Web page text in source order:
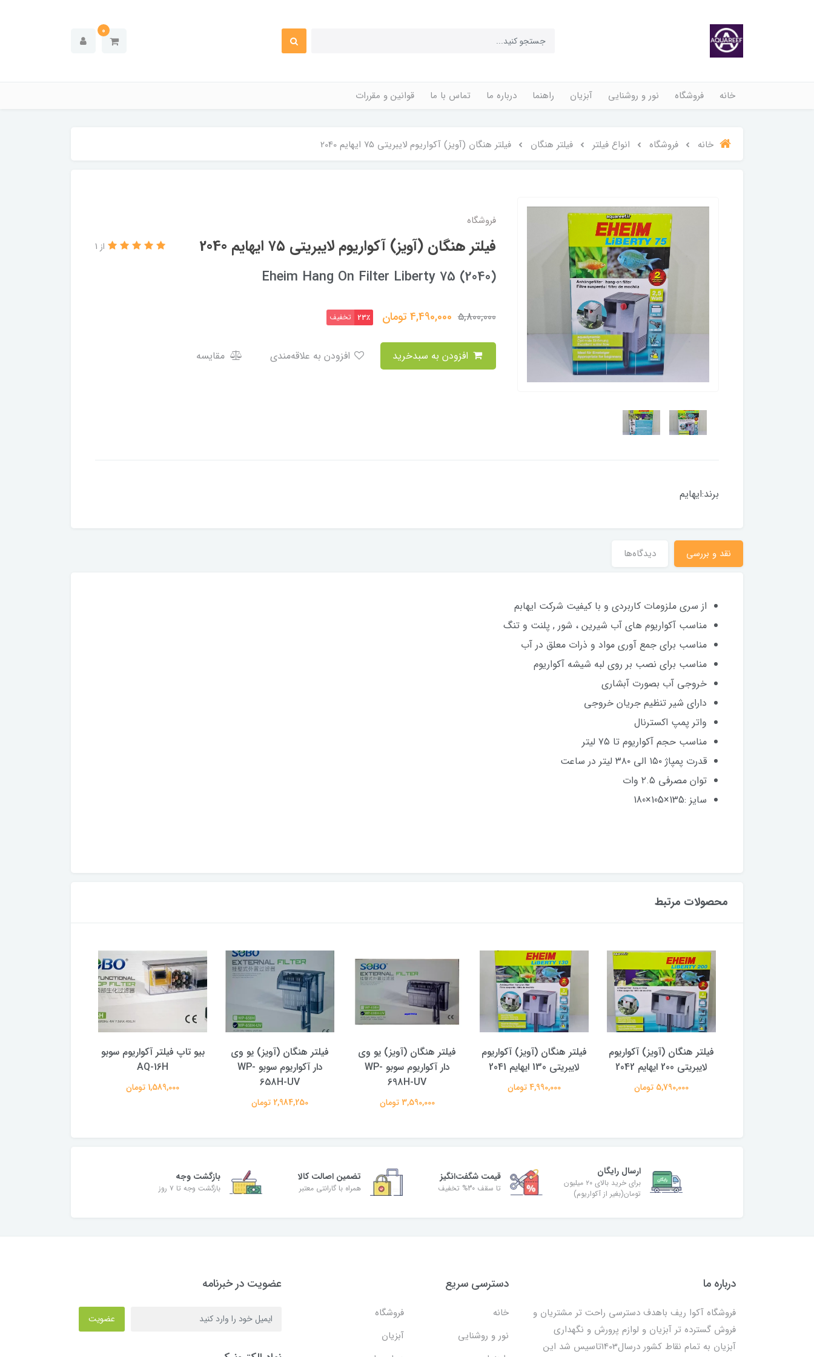
0
خانه فروشگاه نور و روشنایی آبزیان راهنما درباره ما تماس با ما قوانین و مقررات
خانه فروشگاه انواع فیلتر فیلتر هنگان فیلتر هنگان (آویز) آکواریوم لایبریتی ۷۵ ایهایم 2040
فروشگاه
فیلتر هنگان (آویز) آکواریوم لایبریتی ۷۵ ایهایم 2040 از 1
Eheim Hang On Filter Liberty 75 (2040)
5,800,000
4,490,000تومان 23٪ تخفیف
مقایسه
برند:ایهایم
نقد و بررسی دیدگاه‌ها
از سری ملزومات کاربردی و با کیفیت شرکت ایهابم
مناسب آکواریوم های آب شیرین ، شور , پلنت و تنگ
مناسب برای جمع آوری مواد و ذرات معلق در آب
مناسب برای نصب بر روی لبه شیشه آکواریوم
خروجی آب بصورت آبشاری
دارای شیر تنظیم جریان خروجی
واتر پمپ اکسترنال
مناسب حجم آکواریوم تا ۷۵ لیتر
قدرت پمپاژ ۱۵۰ الی ۳۸۰ لیتر در ساعت
توان مصرفی ۲.۵ وات
سایز :135×105×180
محصولات مرتبط
فیلتر هنگان (آویز) آکواریوم
لایبریتی 200 ایهایم 2042
5,790,000 تومان
فیلتر هنگان (آویز) آکواریوم
لایبریتی 130 ایهایم 2041
4,990,000 تومان
فیلتر هنگان (آویز) یو وی
دار آکواریوم سوبو WP-
698H-UV
3,590,000 تومان
فیلتر هنگان (آویز) یو وی
دار آکواریوم سوبو WP-
658H-UV
2,984,250 تومان
بیو تاپ فیلتر آکواریوم سوبو
AQ-16H
1,589,000 تومان
ارسال رایگان
برای خرید بالای ۲۰ میلیون
تومان(بغیر از آکواریوم)
قیمت شگفت‌انگیز
تا سقف 30% تخفیف
تضمین اصالت کالا
همراه با گارانتی معتبر
بازگشت وجه
بازگشت وجه تا ۷ روز
درباره ما
فروشگاه آکوا ریف باهدف دسترسی راحت تر مشتریان و
فروش گسترده تر آبزیان و لوازم پرورش و نگهداری
آبزیان به تمام نقاط کشور درسال1403تاسیس شد این
دسترسی سریع
خانه
فروشگاه
نور و روشنایی
آبزیان
عضویت در خبرنامه
عضویت